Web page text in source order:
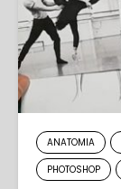
ANATOMIA
PHOTOSHOP